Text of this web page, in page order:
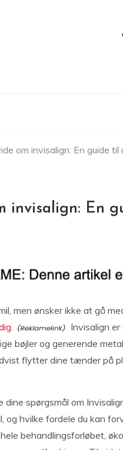
om invisalign: En guide til
invisalign: En
men ønsker ikke at gå
Invisalign
bøjler og generende
flytter dine tænder på
dine spørgsmål om
og hvilke fordele du kan
behandlingsforløbet,